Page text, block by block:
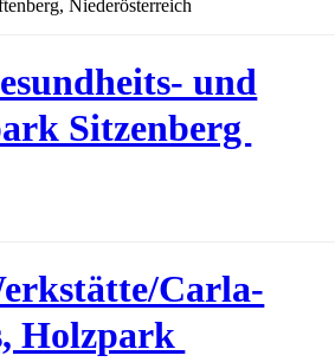
Niederösterreich
und
Sitzenberg
Carla-
Holzpark